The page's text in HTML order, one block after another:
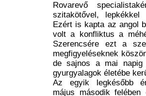
Rovarevő
szitakötővel,
Ezért is kapta az angol
volt a konfliktus a
Szerencsére ezt a
megfigyeléseknek
de sajnos a mai napig
gyurgyalagok életébe
Az egyik legkésőbb
május második